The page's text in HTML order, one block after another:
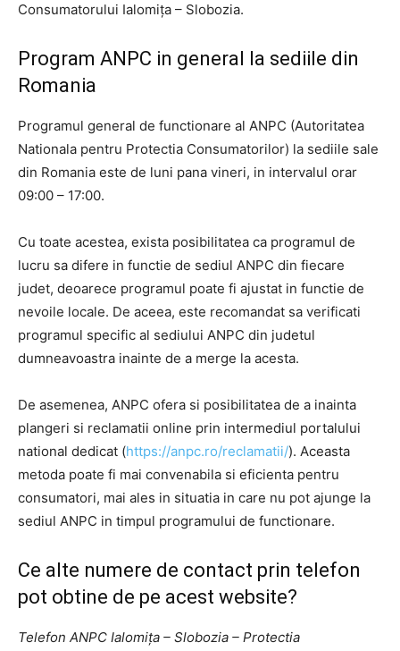
Consumatorului Ialomița – Slobozia.
Program ANPC in general la sediile din
Romania
Programul general de functionare al ANPC (Autoritatea
Nationala pentru Protectia Consumatorilor) la sediile sale
din Romania este de luni pana vineri, in intervalul orar
09:00 – 17:00.
Cu toate acestea, exista posibilitatea ca programul de
lucru sa difere in functie de sediul ANPC din fiecare
judet, deoarece programul poate fi ajustat in functie de
nevoile locale. De aceea, este recomandat sa verificati
programul specific al sediului ANPC din judetul
dumneavoastra inainte de a merge la acesta.
De asemenea, ANPC ofera si posibilitatea de a inainta
plangeri si reclamatii online prin intermediul portalului
national dedicat (https://anpc.ro/reclamatii/). Aceasta
metoda poate fi mai convenabila si eficienta pentru
consumatori, mai ales in situatia in care nu pot ajunge la
sediul ANPC in timpul programului de functionare.
Ce alte numere de contact prin telefon
pot obtine de pe acest website?
Telefon ANPC Ialomița – Slobozia – Protectia